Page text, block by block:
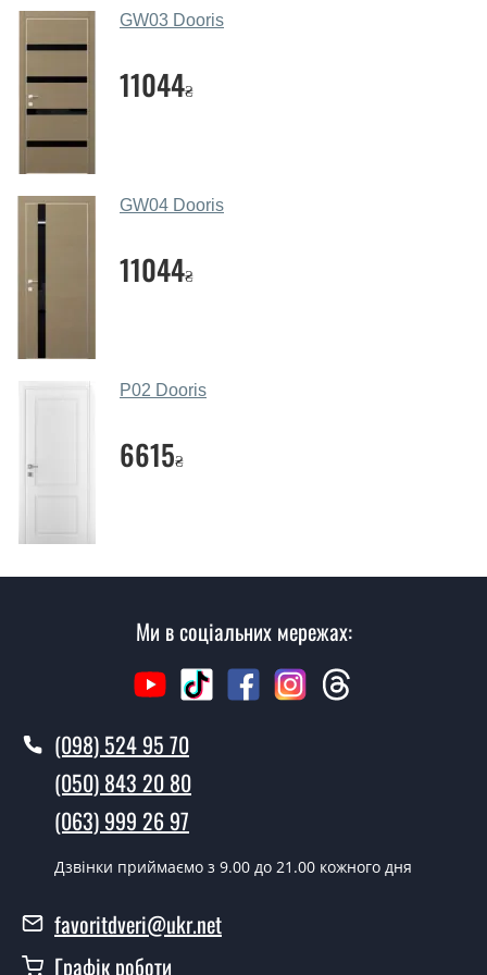
салоні-магазині.
Які основні особливості та переваги
ваших міжкімнатних дверей?
Каркас полотна міжкімнатних дверей виготовляється з
євробрусу (власного сушіння), що покривається МДФ
накладками товщиною 20 мм. Завдяки такій товщині
МДФ, вся конструкція виходить дуже міцною та
надійною.
Які дверні полотна порадите?
дверних полотен проводиться індивідуально для
кожного відвідувача.
Так, робимо. Наші фахівці можуть зробити замір та
консультації Ви можете оформити заявку, не
Ви робите установку дверних
Так робимо. Монтаж дверних полотен проводиться
згідно з чергою, у всі дні крім неділі.
Скільки коштує встановлення дверей
P03?
Можна на сьогодні викликати
GW03 Dooris
11044₴
GW04 Dooris
11044₴
P02 Dooris
6615₴
Ми в соціальних мережах:
(098) 524 95 70
(050) 843 20 80
(063) 999 26 97
Дзвінки приймаємо з 9.00 до 21.00 кожного дня
favoritdveri@ukr.net
Графік роботи